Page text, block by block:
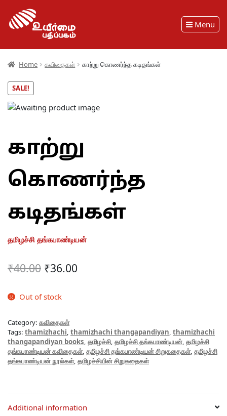
Menu
Home கவிதைகள் காற்று கொணர்ந்த கடிதங்கள்
SALE!
காற்று
கொணர்ந்த
கடிதங்கள்
தமிழச்சி தங்கபாண்டியன்
₹40.00 Original
was:
₹36.00
Out of stock
Category: கவிதைகள்
Tags: thamizhachi, thamizhachi thangapandiyan, thamizhachi
thangapandiyan books, தமிழச்சி, தமிழச்சி தங்கபாண்டியன், தமிழச்சி
தங்கபாண்டியன் கவிதைகள், தமிழச்சி தங்கபாண்டியன் சிறுகதைகள், தமிழச்சி
தங்கபாண்டியன் நூல்கள், தமிழச்சியின் சிறுகதைகள்
Additional information